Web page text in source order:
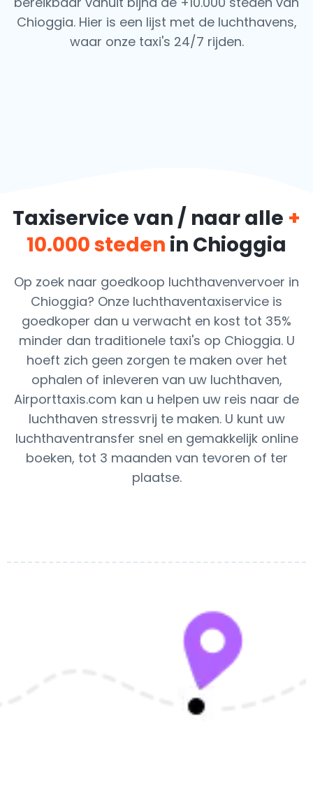
Chioggia. Hier is een lijst met de luchthavens,
waar onze taxi's 24/7 rijden.
Taxiservice van / naar alle +
10.000 steden in Chioggia
Op zoek naar goedkoop luchthavenvervoer in
Chioggia? Onze luchthaventaxiservice is
goedkoper dan u verwacht en kost tot 35%
minder dan traditionele taxi's op Chioggia. U
hoeft zich geen zorgen te maken over het
ophalen of inleveren van uw luchthaven,
Airporttaxis.com kan u helpen uw reis naar de
luchthaven stressvrij te maken. U kunt uw
luchthaventransfer snel en gemakkelijk online
boeken, tot 3 maanden van tevoren of ter
plaatse.